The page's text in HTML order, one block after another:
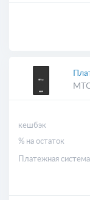
кешбэк
% на остаток
Платежная система